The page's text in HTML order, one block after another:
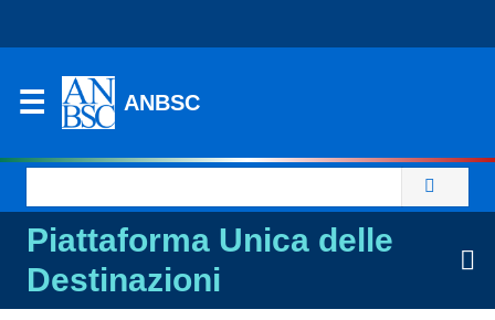
ANBSC
per:
Piattaforma Unica delle
Destinazioni